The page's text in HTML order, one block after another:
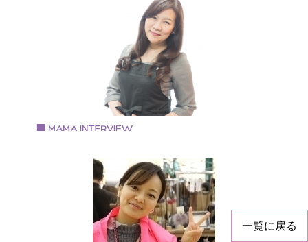
一覧に戻る
キャンドルアーティスト
1981年大阪府東大阪市生まれ 日本キャンドル協会認定
ャンドルアーティスト
村木陽子さん
NailSalon＆BeautyCare 【 Precious 】代表
1964年生れ。栃木宇都宮市出身、豊中市在住、子供3人
と転勤族の夫の5人家族。 大手化粧品会社に26年勤務
後、NPO法人に所属し福祉を学ぶ。 夫の転勤を機に信